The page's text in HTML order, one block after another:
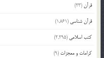
قرآن(23)
قرآن شناسی (1,861)
کتب اسلامی (2,295)
کرامات و معجزات (9)